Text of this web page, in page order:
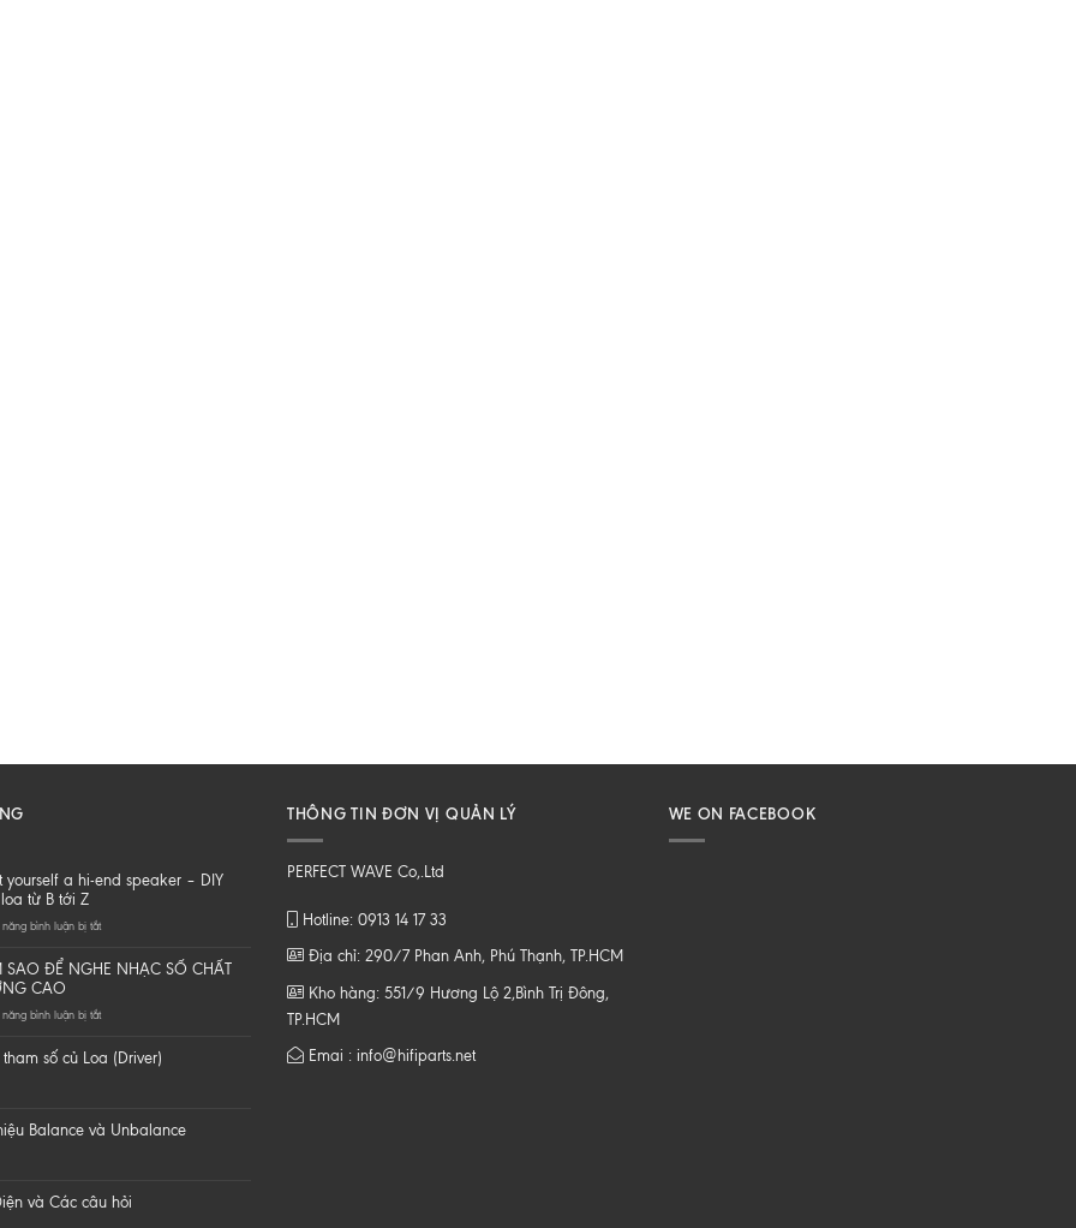
yourself a hi-end speaker – DIY
từ B tới Z
bình luận bị tắtở
it
yourself
hi-
speaker
loa
SAO ĐỂ NGHE NHẠC SỐ CHẤT
CAO
bình luận bị tắtở
SAO
ĐỂ
SỐ
CHẤT
số củ Loa (Driver)
Balance và Unbalance
và Các câu hỏi
THÔNG TIN ĐƠN VỊ QUẢN LÝ
PERFECT WAVE Co,.Ltd
Hotline: 0913 14 17 33
Địa chỉ: 290/7 Phan Anh, Phú Thạnh, TP.HCM
Kho hàng: 551/9 Hương Lộ 2,Bình Trị Đông,
TP.HCM
Emai : info@hifiparts.net
WE ON FACEBOOK